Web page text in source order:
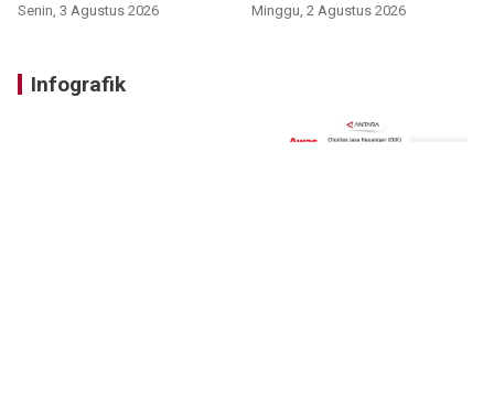
Senin, 3 Agustus 2026 Minggu, 2 Agustus 2026
Infografik